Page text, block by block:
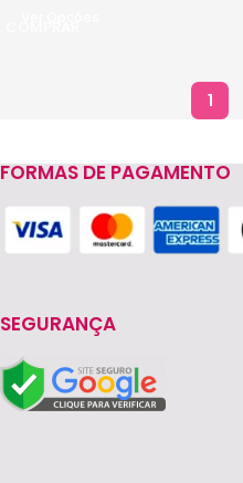
1
FORMAS DE PAGAMENTO
SEGURANÇA